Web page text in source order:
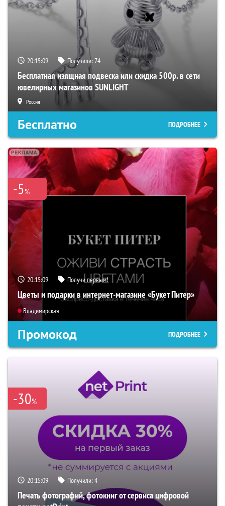
20:15:07 Получили:74
Бесплатная изящная подвеска или скидка 500р. в сети
ювелирных магазинов SUNLIGHT
Россия
Бесплатно ПОДРОБНЕЕ
-5%
20:15:07 Получи первым!
Цветы и подарки в интернет-магазине «Букет Питер»
Владимирская
Промокод ПОДРОБНЕЕ
-30%
20:15:07 Получили:4
Печать фотографий, фотокниг от сервиса цифровой